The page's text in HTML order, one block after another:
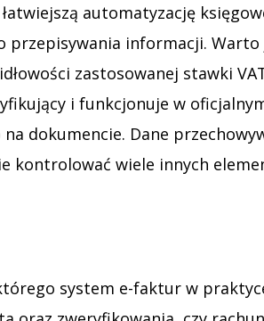
automatyzację
przepisywania informacji.
zastosowanej stawki
i funkcjonuje w
dokumencie. Dane
kontrolować wiele innych
system e-faktur w